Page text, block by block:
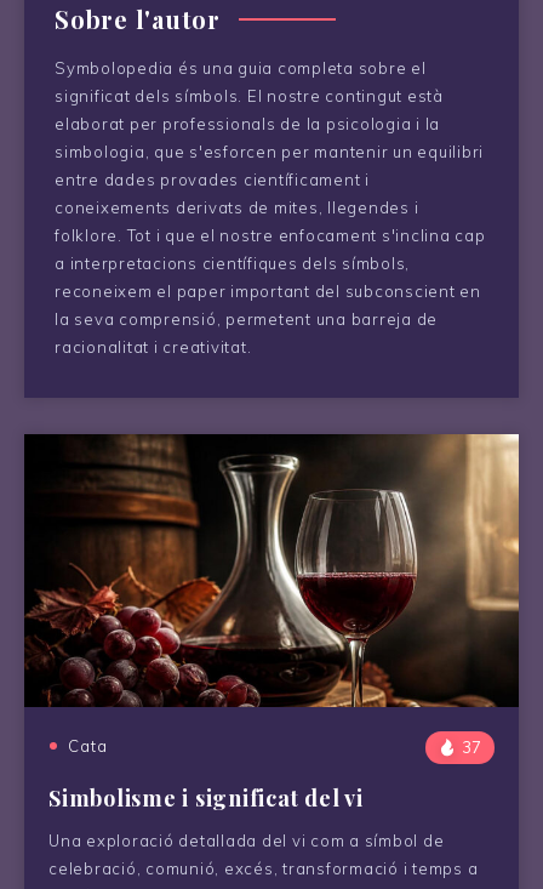
Sobre l'autor
Symbolopedia és una guia completa sobre el
significat dels símbols. El nostre contingut està
elaborat per professionals de la psicologia i la
simbologia, que s'esforcen per mantenir un equilibri
entre dades provades científicament i
coneixements derivats de mites, llegendes i
folklore. Tot i que el nostre enfocament s'inclina cap
a interpretacions científiques dels símbols,
reconeixem el paper important del subconscient en
la seva comprensió, permetent una barreja de
racionalitat i creativitat.
Cata 37
Simbolisme i significat del vi
Una exploració detallada del vi com a símbol de
celebració, comunió, excés, transformació i temps a